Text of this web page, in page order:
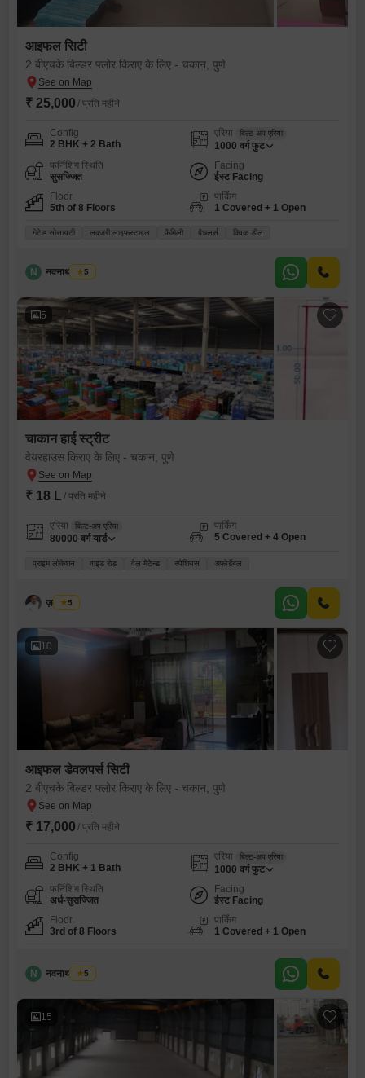
आइफल सिटी
2 बीएचके बिल्डर फ्लोर किराए के लिए - चकान, पुणे
₹ 25,000 / प्रति महीने
Config
2 BHK + 2 Bath
एरिया बिल्ट-अप एरिया
1000 वर्ग फुट
फर्निशिंग स्थिति
सुसज्जित
Facing
ईस्ट Facing
Floor
5th of 8 Floors
पार्किंग
1 Covered + 1 Open
गेटेड सोसायटी लक्जरी लाइफस्टाइल फ़ैमिली बैचलर्स क्विक डील
N नवनाथ साकोरे
5
5
चाकान हाई स्ट्रीट
वेयरहाउस किराए के लिए - चकान, पुणे
₹ 18 L / प्रति महीने
एरिया बिल्ट-अप एरिया
80000 वर्ग यार्ड
पार्किंग
5 Covered + 4 Open
प्राइम लोकेशन वाइड रोड वेल मेंटेन्ड स्पेशियस अफोर्डेबल
ज़मीर शेख
5
10
आइफल डेवलपर्स सिटी
2 बीएचके बिल्डर फ्लोर किराए के लिए - चकान, पुणे
₹ 17,000 / प्रति महीने
Config
2 BHK + 1 Bath
एरिया बिल्ट-अप एरिया
1000 वर्ग फुट
फर्निशिंग स्थिति
अर्ध-सुसज्जित
Facing
ईस्ट Facing
Floor
3rd of 8 Floors
पार्किंग
1 Covered + 1 Open
N नवनाथ साकोरे
5
15